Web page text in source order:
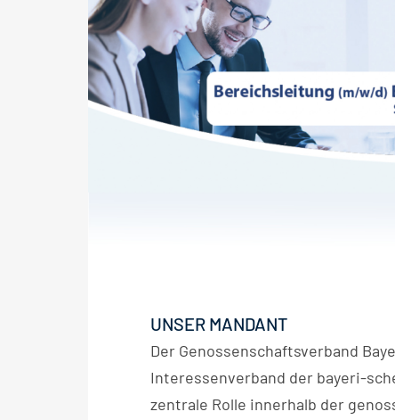
UNSER MANDANT
Der Genossenschaftsverband
Interessenverband der bayeri-
zentrale Rolle innerhalb der